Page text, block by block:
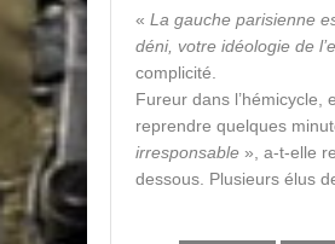
« La gauche parisienne
déni, votre idéologie de
complicité.
Fureur dans
reprendre quelques
irresponsable », a-t-elle
dessous. Plusieurs élus